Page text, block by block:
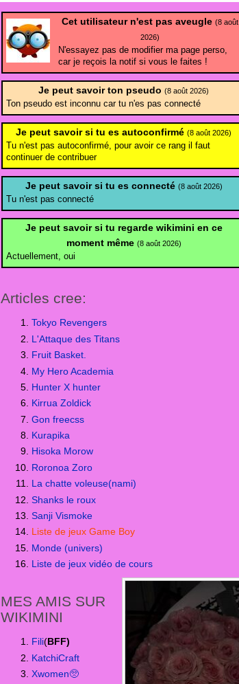
Cet utilisateur n'est pas aveugle (8 août
2026)
N'essayez pas de modifier ma page perso,
car je reçois la notif si vous le faites !
Je peut savoir ton pseudo (8 août 2026)
Ton pseudo est inconnu car tu n'es pas connecté
Je peut savoir si tu es autoconfirmé (8 août 2026)
Tu n'est pas autoconfirmé, pour avoir ce rang il faut
continuer de contribuer
Je peut savoir si tu es connecté (8 août 2026)
Tu n'est pas connecté
Je peut savoir si tu regarde wikimini en ce
moment même (8 août 2026)
Actuellement, oui
Articles cree:
Tokyo Revengers
L'Attaque des Titans
Fruit Basket.
My Hero Academia
Hunter X hunter
Kirrua Zoldick
Gon freecss
Kurapika
Hisoka Morow
Roronoa Zoro
La chatte voleuse(nami)
Shanks le roux
Sanji Vismoke
Liste de jeux Game Boy
Monde (univers)
Liste de jeux vidéo de cours
MES AMIS SUR
WIKIMINI
Fili(BFF)
KatchiCraft
Xwomen🥺